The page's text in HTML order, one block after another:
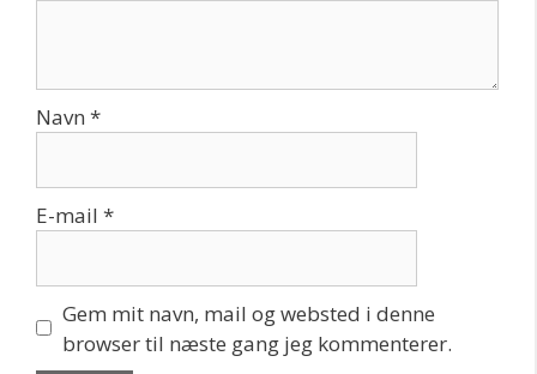
Navn *
E-mail *
Gem mit navn, mail og websted i denne
browser til næste gang jeg kommenterer.